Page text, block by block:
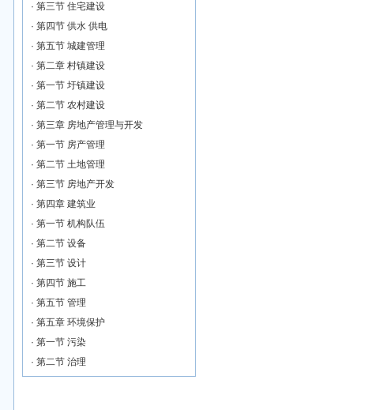
· 第三节 住宅建设
· 第四节 供水 供电
· 第五节 城建管理
· 第二章 村镇建设
· 第一节 圩镇建设
· 第二节 农村建设
· 第三章 房地产管理与开发
· 第一节 房产管理
· 第二节 土地管理
· 第三节 房地产开发
· 第四章 建筑业
· 第一节 机构队伍
· 第二节 设备
· 第三节 设计
· 第四节 施工
· 第五节 管理
· 第五章 环境保护
· 第一节 污染
· 第二节 治理